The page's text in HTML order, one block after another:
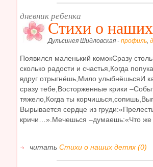
дневник ребенка
Стихи о
Дульсинея Шидловская - профиль
Появился маленький комокСразу
сколько радости и счастья,Когда
вдруг отрыгнёшь,Мило улыбнёшьсяИ
сразу тебе,Восторженные крики
тяжело,Когда ты
Вырывается сердце из
кричи…».Мечешься –думаешь:«Что же
читать Стихи о наших детях (0)